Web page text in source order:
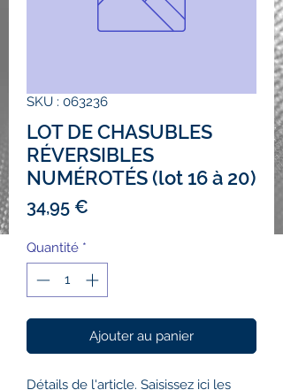
SKU : 063236
LOT DE CHASUBLES
RÉVERSIBLES
NUMÉROTÉS (lot 16 à 20)
34,95 €
Quantité *
Ajouter au panier
Détails de l'article. Saisissez ici les